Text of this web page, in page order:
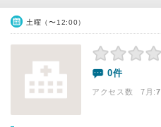
土曜（〜12:00）
0件
アクセス数 7月:7